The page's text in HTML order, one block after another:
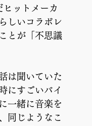
ットメーカ
しいコラボレ
とが「不思議
は聞いていた
にすごいバイ
一緒に音楽を
同じようなこ